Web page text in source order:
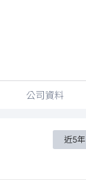
公司資料
近5年